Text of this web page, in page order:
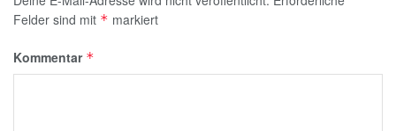
Felder sind mit * markiert
Kommentar *